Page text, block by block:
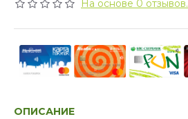
На основе 0 отзывов.
ОПИСАНИЕ